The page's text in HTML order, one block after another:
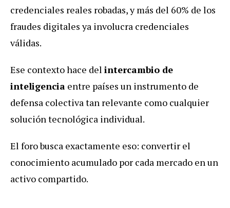
credenciales reales robadas, y más del 60% de los
fraudes digitales ya involucra credenciales
válidas.
Ese contexto hace del intercambio de
inteligencia entre países un instrumento de
defensa colectiva tan relevante como cualquier
solución tecnológica individual.
El foro busca exactamente eso: convertir el
conocimiento acumulado por cada mercado en un
activo compartido.